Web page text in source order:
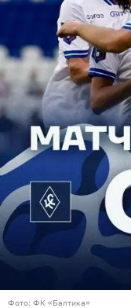
Фото: ФК «Балтика»